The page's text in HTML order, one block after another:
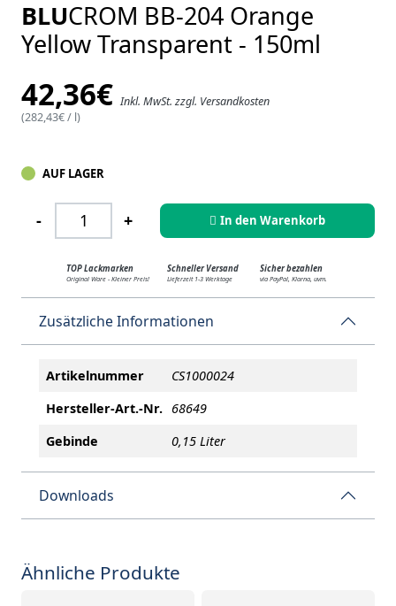
BLUCROM BB-204 Orange
Yellow Transparent - 150ml
42,36€ Inkl. MwSt. zzgl. Versandkosten
(282,43€/ l)
AUF LAGER
-
BLUCROM BB-204 Orange Yellow Transparent -
+ In den Warenkorb
TOP Lackmarken
Original Ware - Kleiner Preis!
Schneller Versand
Lieferzeit 1-3 Werktage
Sicher bezahlen
via PayPal, Klarna, uvm.
Zusätzliche Informationen
Artikelnummer
CS1000024
Hersteller-Art.-Nr. 68649
Gebinde
0,15 Liter
Downloads
Ähnliche Produkte